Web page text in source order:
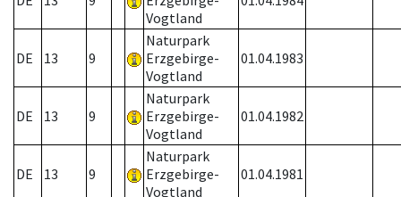
Vogtland
DE 13 9
Naturpark
Erzgebirge-
Vogtland
01.04.1983
DE 13 9
Naturpark
Erzgebirge-
Vogtland
01.04.1982
DE 13 9
Naturpark
Erzgebirge-
Vogtland
01.04.1981